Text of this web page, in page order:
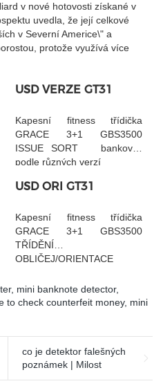
v nové hotovosti získané v
uvedla, že její celkové
v Severní Americe\" a
protože využívá více
USD VERZE GT31
Kapesní fitness třídička
GRACE 3+1 GBS3500
ISSUE SORT bankovky
podle různých verzí
USD ORI GT31
Kapesní fitness třídička
GRACE 3+1 GBS3500
TŘÍDĚNÍ
OBLIČEJ/ORIENTACE
tváří
, mini banknote detector,
to check counterfeit money, mini
co je detektor falešných
poznámek | Milost